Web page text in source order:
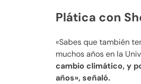
Plática con
«Sabes que también
muchos años en la
cambio climático, y
años», señaló.